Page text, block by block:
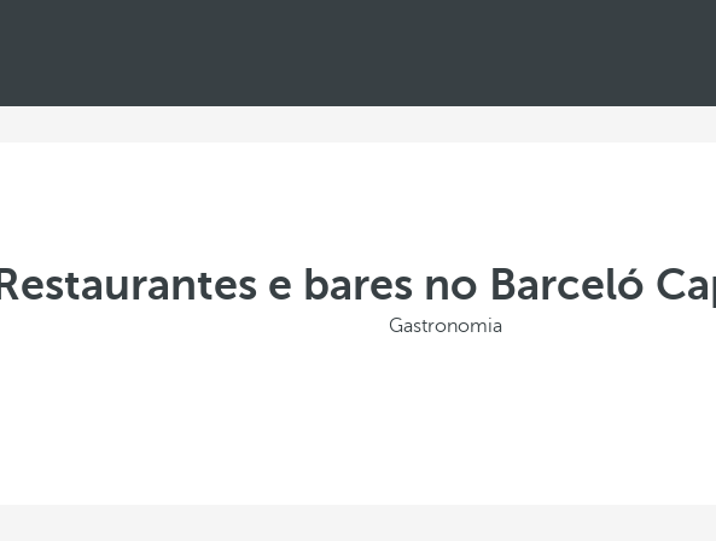
Restaurantes e bares no Barceló
Gastronomia